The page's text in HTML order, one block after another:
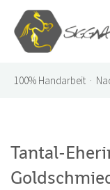
100% Handarbeit ·
Tantal-